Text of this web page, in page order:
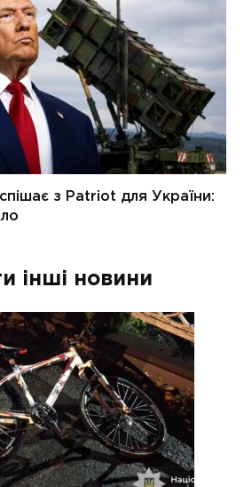
інші новини